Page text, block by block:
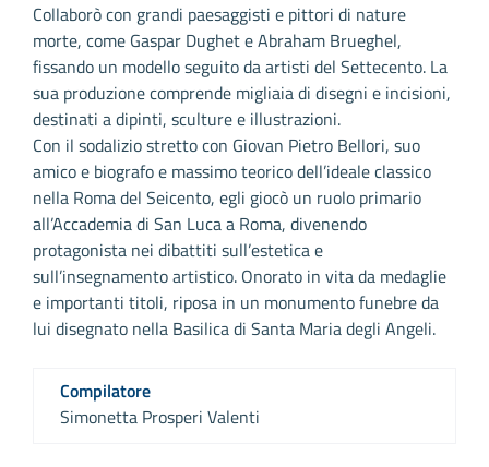
Collaborò con grandi paesaggisti e pittori di nature
morte, come Gaspar Dughet e Abraham Brueghel,
fissando un modello seguito da artisti del Settecento. La
sua produzione comprende migliaia di disegni e incisioni,
destinati a dipinti, sculture e illustrazioni.
Con il sodalizio stretto con Giovan Pietro Bellori, suo
amico e biografo e massimo teorico dell’ideale classico
nella Roma del Seicento, egli giocò un ruolo primario
all’Accademia di San Luca a Roma, divenendo
protagonista nei dibattiti sull’estetica e
sull’insegnamento artistico. Onorato in vita da medaglie
e importanti titoli, riposa in un monumento funebre da
lui disegnato nella Basilica di Santa Maria degli Angeli.
Compilatore
Simonetta Prosperi Valenti